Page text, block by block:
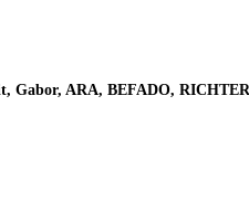
Gabor, ARA, BEFADO,